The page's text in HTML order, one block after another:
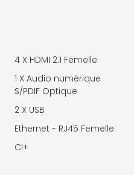
4 X HDMI 2.1 Femelle
1 X Audio numérique
S/PDIF Optique
2 X USB
Ethernet - RJ45 Femelle
CI+